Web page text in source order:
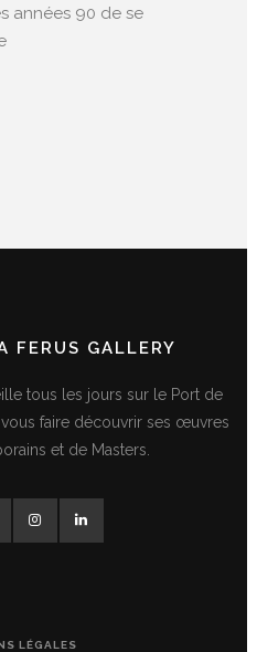
années 90 de se
FERUS GALLERY
tous les jours sur le Port de
faire découvrir ses œuvres
et de Masters.
LÉGALES